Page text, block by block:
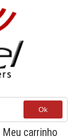
Meu carrinho